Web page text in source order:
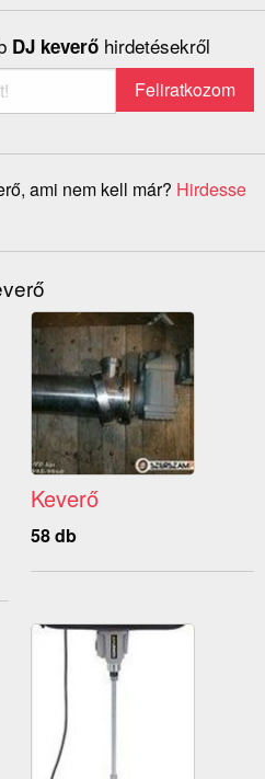
DJ keverő hirdetésekről
ami nem kell már? Hirdesse
Keverő
58 db